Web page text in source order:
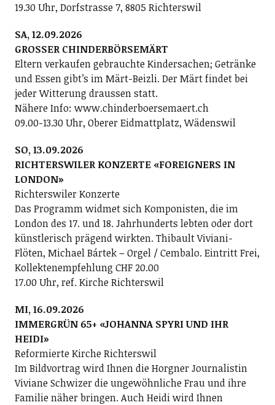
19.30 Uhr, Dorfstrasse 7, 8805 Richterswil
SA, 12.09.2026
GROSSER CHINDERBÖRSEMÄRT
Eltern verkaufen gebrauchte Kindersachen; Getränke
und Essen gibt’s im Märt-Beizli. Der Märt findet bei
jeder Witterung draussen statt.
Nähere Info: www.chinderboersemaert.ch
09.00-13.30 Uhr, Oberer Eidmattplatz, Wädenswil
SO, 13.09.2026
RICHTERSWILER KONZERTE «FOREIGNERS IN
LONDON»
Richterswiler Konzerte
Das Programm widmet sich Komponisten, die im
London des 17. und 18. Jahrhunderts lebten oder dort
künstlerisch prägend wirkten. Thibault Viviani-
Flöten, Michael Bártek – Orgel / Cembalo. Eintritt Frei,
Kollektenempfehlung CHF 20.00
17.00 Uhr, ref. Kirche Richterswil
MI, 16.09.2026
IMMERGRÜN 65+ «JOHANNA SPYRI UND IHR
HEIDI»
Reformierte Kirche Richterswil
Im Bildvortrag wird Ihnen die Horgner Journalistin
Viviane Schwizer die ungewöhnliche Frau und ihre
Familie näher bringen. Auch Heidi wird Ihnen